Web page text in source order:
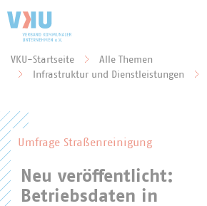
Sie befinden sich hier:
VKU-Startseite
Alle Themen
Infrastruktur und Dienstleistungen
Umfrage Straßenreinigung
Neu veröffentlicht:
Betriebsdaten in